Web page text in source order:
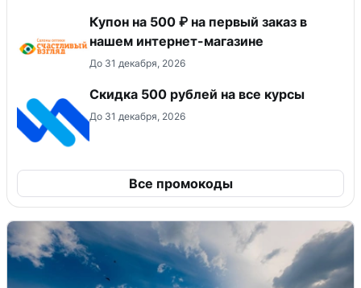
Купон на 500 ₽ на первый заказ в
нашем интернет-магазине
До 31 декабря, 2026
Скидка 500 рублей на все курсы
До 31 декабря, 2026
Все промокоды